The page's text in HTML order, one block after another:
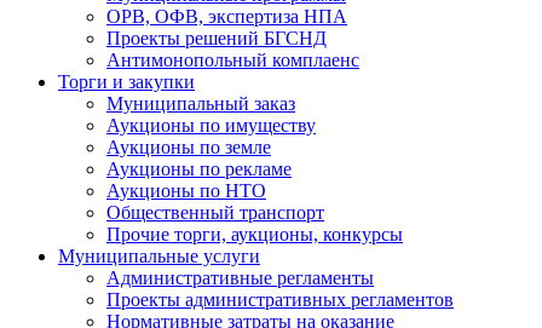
ОРВ, ОФВ, экспертиза НПА
Проекты решений БГСНД
Антимонопольный комплаенс
Торги и закупки
Муниципальный заказ
Аукционы по имуществу
Аукционы по земле
Аукционы по рекламе
Аукционы по НТО
Общественный транспорт
Прочие торги, аукционы, конкурсы
Муниципальные услуги
Административные регламенты
Проекты административных регламентов
Нормативные затраты на оказание